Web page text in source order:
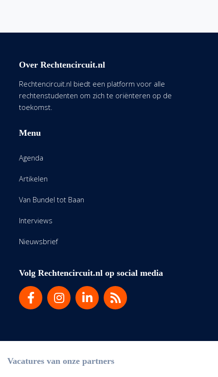
Over Rechtencircuit.nl
Rechtencircuit.nl biedt een platform voor alle
rechtenstudenten om zich te oriënteren op de
toekomst.
Menu
Agenda
Artikelen
Van Bundel tot Baan
Interviews
Nieuwsbrief
Volg Rechtencircuit.nl op social media
Vacatures van onze partners